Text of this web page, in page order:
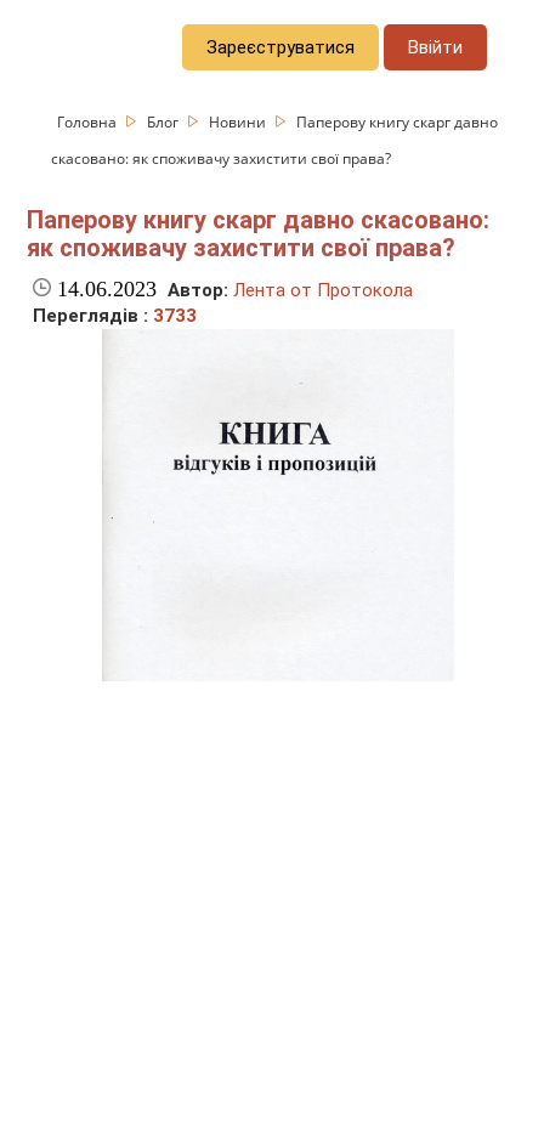
Зареєструватися Ввійти
Головна Блог Новини
Паперову книгу скарг давно
скасовано: як споживачу захистити свої права?
Паперову книгу скарг давно скасовано:
як споживачу захистити свої права?
14.06.2023 Автор: Лента от Протокола
Переглядів : 3733